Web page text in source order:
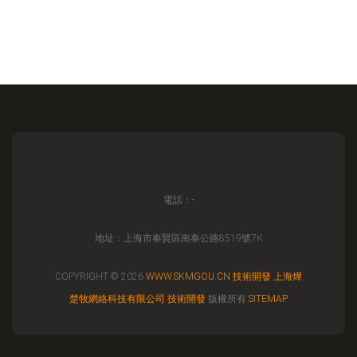
電話：-
地址：上海市奉賢區南奉公路8519號7K
COPYRIGHT © 2026 WWW.SKMGOU.CN 技術開發 上海燁
楚牧網絡科技有限公司 技術開發 版權所有 SITEMAP